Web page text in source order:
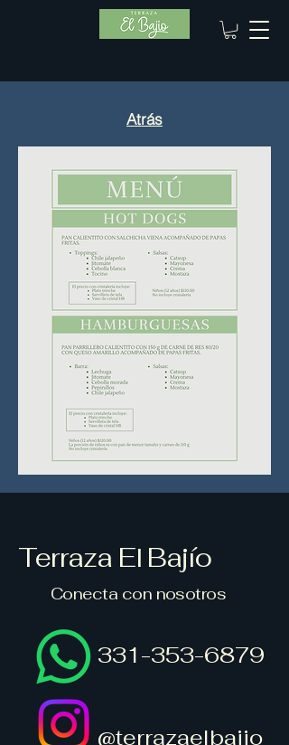
Atrás
Terraza El Bajío
Conecta con nosotros
331-353-6879
@terrazaelbajio